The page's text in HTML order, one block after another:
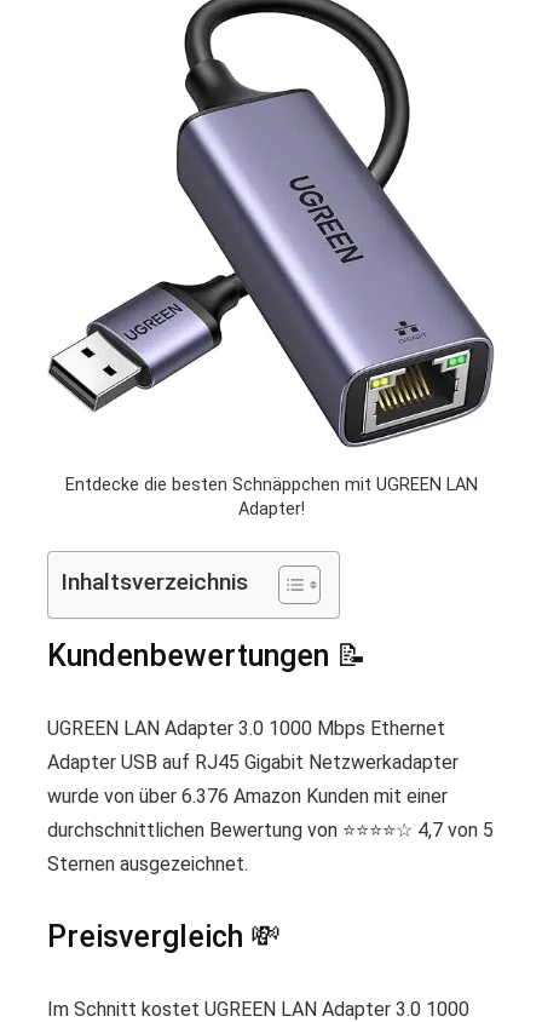
Entdecke die besten Schnäppchen mit UGREEN LAN
Adapter!
Inhaltsverzeichnis
Kundenbewertungen 📝
UGREEN LAN Adapter 3.0 1000 Mbps Ethernet
Adapter USB auf RJ45 Gigabit Netzwerkadapter
wurde von über 6.376 Amazon Kunden mit einer
durchschnittlichen Bewertung von ⭐️⭐️⭐️⭐️☆ 4,7 von 5
Sternen ausgezeichnet.
Preisvergleich 💸
Im Schnitt kostet UGREEN LAN Adapter 3.0 1000